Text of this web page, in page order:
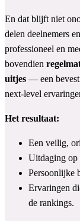
En dat blijft niet
delen deelnemers
professioneel en
bovendien
uitjes — een
next-level
Het resultaat:
Een veilig,
Uitdaging op
Persoonlijke
Ervaringen
de rankings.